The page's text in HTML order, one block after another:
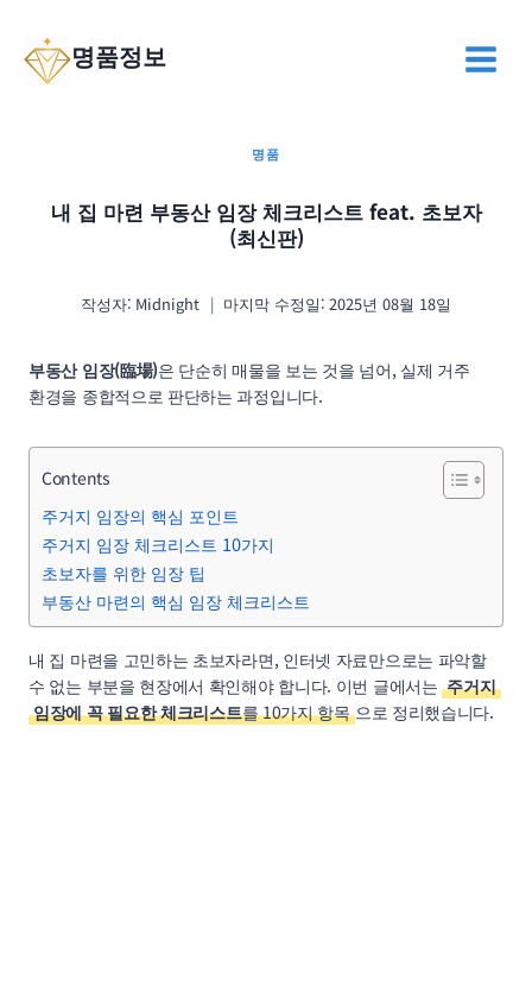
content명품정보
명품
내 집 마련 부동산 임장 체크리스트 feat. 초보자
(최신판)
작성자: Midnight 마지막 수정일: 2025년 08월 18일
부동산 임장(臨場)은 단순히 매물을 보는 것을 넘어, 실제 거주
환경을 종합적으로 판단하는 과정입니다.
Contents
주거지 임장의 핵심 포인트
주거지 임장 체크리스트 10가지
초보자를 위한 임장 팁
부동산 마련의 핵심 임장 체크리스트
내 집 마련을 고민하는 초보자라면, 인터넷 자료만으로는 파악할
수 없는 부분을 현장에서 확인해야 합니다. 이번 글에서는 주거지
임장에 꼭 필요한 체크리스트를 10가지 항목 으로 정리했습니다.